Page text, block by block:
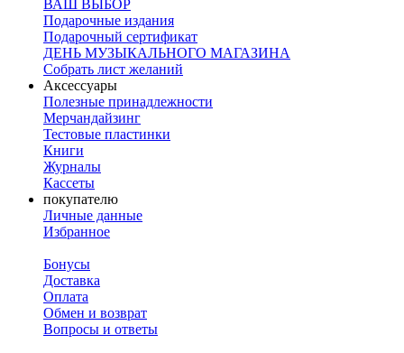
ВАШ ВЫБОР
Подарочные издания
Подарочный сертификат
ДЕНЬ МУЗЫКАЛЬНОГО МАГАЗИНА
Собрать лист желаний
Аксессуары
Полезные принадлежности
Мерчандайзинг
Тестовые пластинки
Книги
Журналы
Кассеты
покупателю
Личные данные
Избранное
Бонусы
Доставка
Оплата
Обмен и возврат
Вопросы и ответы